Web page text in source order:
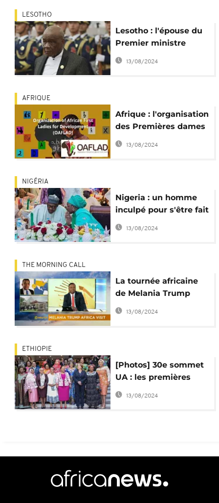
LESOTHO
Lesotho : l'épouse du
Premier ministre
"accusée de meurtre",
se rend à la police
13/08/2024
AFRIQUE
Afrique : l'organisation
des Premières dames
étend son action au-
13/08/2024
NIGÉRIA
Nigeria : un homme
inculpé pour s'être fait
passer pour la
13/08/2024
THE MORNING CALL
La tournée africaine
de Melania Trump
[The Morning Call]
13/08/2024
ETHIOPIE
[Photos] 30e sommet
UA : les premières
dames parlent du Sida
13/08/2024